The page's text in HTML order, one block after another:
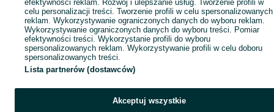
efektywności reklam. Rozwój i ulepszanie usług. Tworzenie profili w
celu personalizacji treści. Tworzenie profili w celu spersonalizowanych
reklam. Wykorzystywanie ograniczonych danych do wyboru reklam.
Wykorzystywanie ograniczonych danych do wyboru treści. Pomiar
efektywności treści. Wykorzystanie profili do wyboru
spersonalizowanych reklam. Wykorzystywanie profili w celu doboru
spersonalizowanych treści.
Lista partnerów (dostawców)
Akceptuj wszystkie